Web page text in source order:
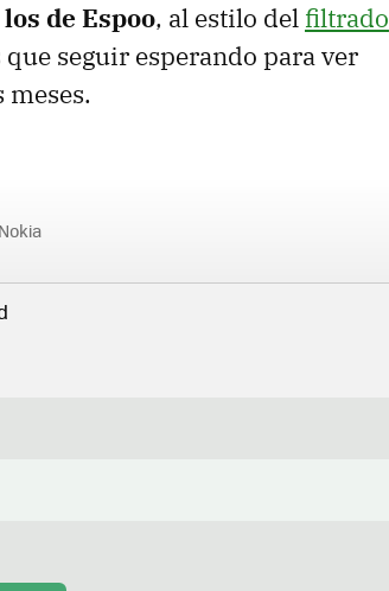
de Espoo, al estilo del filtrado
seguir esperando para ver
Nokia